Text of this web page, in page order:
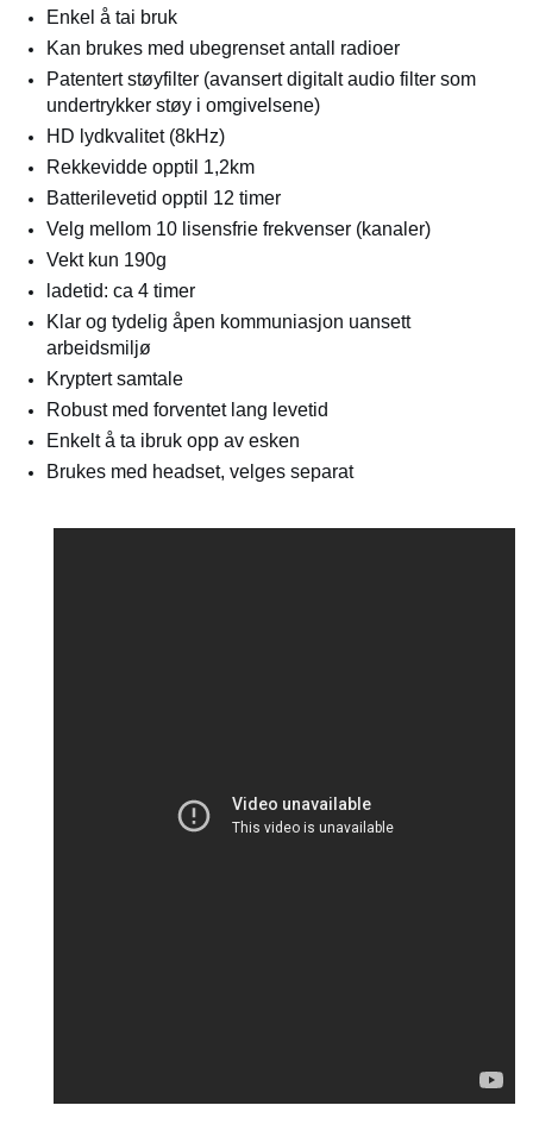
Enkel å tai bruk
Kan brukes med ubegrenset antall radioer
Patentert støyfilter (avansert digitalt audio filter som
undertrykker støy i omgivelsene)
HD lydkvalitet (8kHz)
Rekkevidde opptil 1,2km
Batterilevetid opptil 12 timer
Velg mellom 10 lisensfrie frekvenser (kanaler)
Vekt kun 190g
ladetid: ca 4 timer
Klar og tydelig åpen kommuniasjon uansett
arbeidsmiljø
Kryptert samtale
Robust med forventet lang levetid
Enkelt å ta ibruk opp av esken
Brukes med headset, velges separat